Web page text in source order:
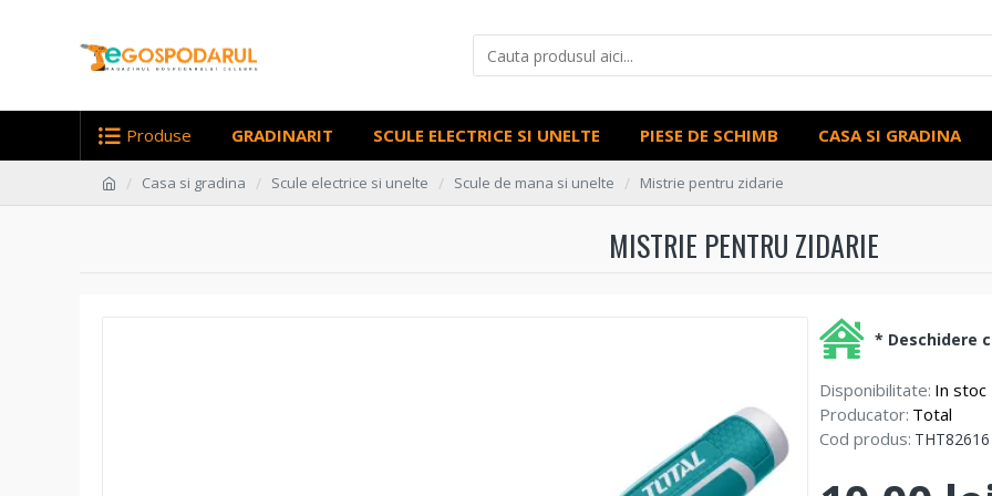
Produse GRADINARIT SCULE ELECTRICE SI UNELTE PIESE DE SCHIMB CASA SI GRADINA
Casa si gradina Scule electrice si unelte Scule de mana si unelte Mistrie pentru zidarie
MISTRIE PENTRU ZIDARIE
Disponibilitate: In stoc
Producator: Total
Cod produs: THT82616
* Deschidere